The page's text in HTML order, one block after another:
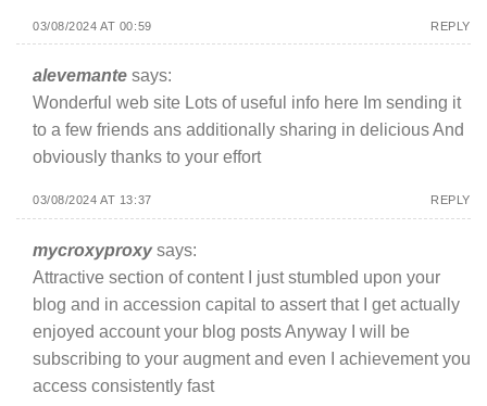
03/08/2024 AT 00:59 REPLY
alevemante says:
Wonderful web site Lots of useful info here Im sending it
to a few friends ans additionally sharing in delicious And
obviously thanks to your effort
03/08/2024 AT 13:37 REPLY
mycroxyproxy says:
Attractive section of content I just stumbled upon your
blog and in accession capital to assert that I get actually
enjoyed account your blog posts Anyway I will be
subscribing to your augment and even I achievement you
access consistently fast